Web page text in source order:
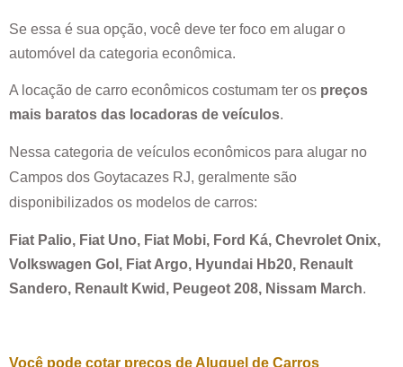
Se essa é sua opção, você deve ter foco em alugar o
automóvel da categoria econômica.
A locação de carro econômicos costumam ter os preços
mais baratos das locadoras de veículos.
Nessa categoria de veículos econômicos para alugar no
Campos dos Goytacazes RJ, geralmente são
disponibilizados os modelos de carros:
Fiat Palio, Fiat Uno, Fiat Mobi, Ford Ká, Chevrolet Onix,
Volkswagen Gol, Fiat Argo, Hyundai Hb20, Renault
Sandero, Renault Kwid, Peugeot 208, Nissam March.
Você pode cotar preços de Aluguel de Carros